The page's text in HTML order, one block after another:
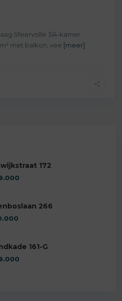
Sfeervolle 3/4-kamer
met balkon, vee [meer]
172
266
161-G